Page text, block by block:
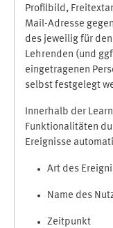
Profilbild,
Mail-Adresse
des jeweilig für
Lehrenden (und
eingetragenen
selbst festgelegt
Innerhalb der
Funktionalitäten
Ereignisse
Art des
Name des
Zeitpunkt